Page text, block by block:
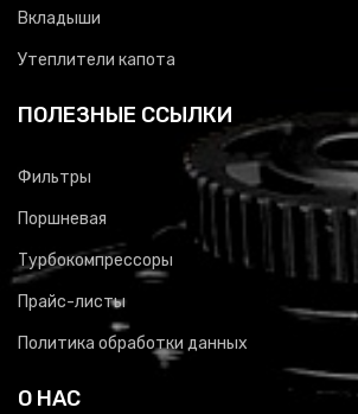
Вкладыши
Утеплители капота
ПОЛЕЗНЫЕ ССЫЛКИ
Фильтры
Поршневая
Турбокомпрессоры
Прайс-листы
Политика обработки данных
О НАС